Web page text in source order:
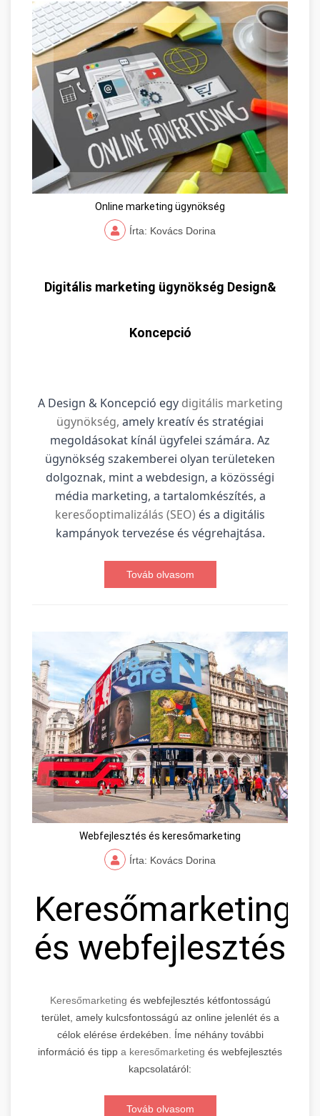
Online marketing ügynökség
Írta: Kovács Dorina
Digitális marketing ügynökség Design&
Koncepció
A Design & Koncepció egy digitális marketing
ügynökség, amely kreatív és stratégiai
megoldásokat kínál ügyfelei számára. Az
ügynökség szakemberei olyan területeken
dolgoznak, mint a webdesign, a közösségi
média marketing, a tartalomkészítés, a
keresőoptimalizálás (SEO) és a digitális
kampányok tervezése és végrehajtása.
Továb olvasom
Webfejlesztés és keresőmarketing
Írta: Kovács Dorina
Keresőmarketing
és webfejlesztés
Keresőmarketing és webfejlesztés kétfontosságú
terület, amely kulcsfontosságú az online jelenlét és a
célok elérése érdekében. Íme néhány további
információ és tipp a keresőmarketing és webfejlesztés
kapcsolatáról:
Továb olvasom